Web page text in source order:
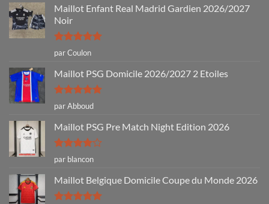
Maillot Enfant Real Madrid Gardien 2026/2027
Noir
Note5sur
5
par Coulon
Maillot PSG Domicile 2026/2027 2 Etoiles
Note5sur
5
par Abboud
Maillot PSG Pre Match Night Edition 2026
Note4
sur 5
par blancon
Maillot Belgique Domicile Coupe du Monde 2026